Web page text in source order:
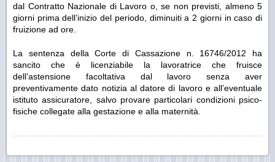
dal Contratto Nazionale di Lavoro o, se non previsti, almeno 5
giorni prima dell’inizio del periodo, diminuiti a 2 giorni in caso di
fruizione ad ore.
La sentenza della Corte di Cassazione n. 16746/2012 ha
sancito che è licenziabile la lavoratrice che fruisce
dell’astensione facoltativa dal lavoro senza aver
preventivamente dato notizia al datore di lavoro e all’eventuale
istituto assicuratore, salvo provare particolari condizioni psico-
fisiche collegate alla gestazione e alla maternità.